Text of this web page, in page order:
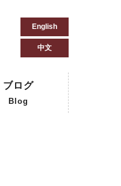
English
中文
ブログ
Blog